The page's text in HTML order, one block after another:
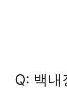
Q: 백내